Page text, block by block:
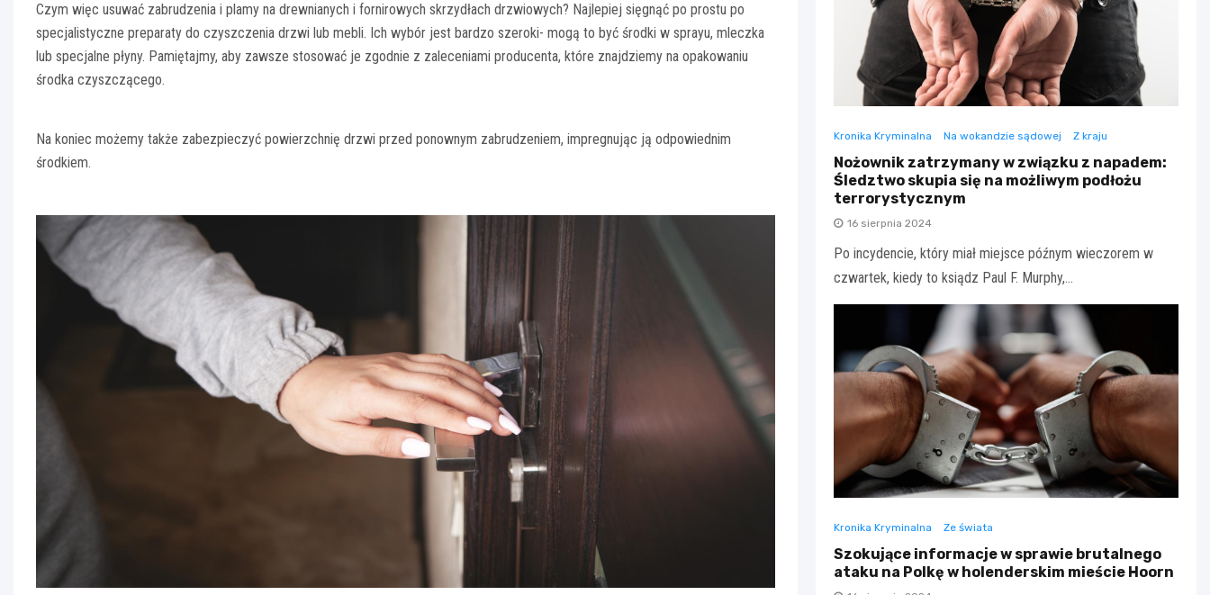
Czym więc usuwać zabrudzenia i plamy na drewnianych i fornirowych skrzydłach drzwiowych? Najlepiej sięgnąć po prostu po
specjalistyczne preparaty do czyszczenia drzwi lub mebli. Ich wybór jest bardzo szeroki- mogą to być środki w sprayu, mleczka
lub specjalne płyny. Pamiętajmy, aby zawsze stosować je zgodnie z zaleceniami producenta, które znajdziemy na opakowaniu
środka czyszczącego.
Na koniec możemy także zabezpieczyć powierzchnię drzwi przed ponownym zabrudzeniem, impregnując ją odpowiednim
środkiem.
Kronika Kryminalna Na wokandzie sądowej Z kraju
Nożownik zatrzymany w związku z napadem:
Śledztwo skupia się na możliwym podłożu
terrorystycznym
16 sierpnia 2024
Po incydencie, który miał miejsce późnym wieczorem w
czwartek, kiedy to ksiądz Paul F. Murphy,…
Kronika Kryminalna Ze świata
Szokujące informacje w sprawie brutalnego
ataku na Polkę w holenderskim mieście Hoorn